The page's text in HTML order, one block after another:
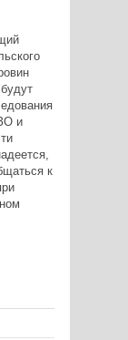
и
к